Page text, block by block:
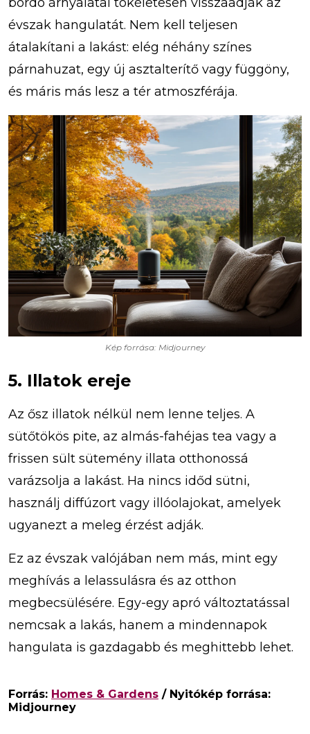
évszak hangulatát. Nem kell teljesen
átalakítani a lakást: elég néhány színes
párnahuzat, egy új asztalterítő vagy függöny,
és máris más lesz a tér atmoszférája.
Kép forrása: Midjourney
5. Illatok ereje
Az ősz illatok nélkül nem lenne teljes. A
sütőtökös pite, az almás-fahéjas tea vagy a
frissen sült sütemény illata otthonossá
varázsolja a lakást. Ha nincs időd sütni,
használj diffúzort vagy illóolajokat, amelyek
ugyanezt a meleg érzést adják.
Ez az évszak valójában nem más, mint egy
meghívás a lelassulásra és az otthon
megbecsülésére. Egy-egy apró változtatással
nemcsak a lakás, hanem a mindennapok
hangulata is gazdagabb és meghittebb lehet.
Forrás: Homes & Gardens / Nyitókép forrása:
Midjourney